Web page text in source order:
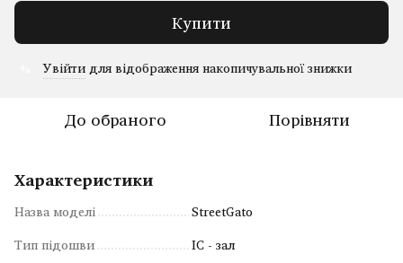
Купити
Увійтидля відображення накопичувальної знижки
До обраного Порівняти
Характеристики
Назва моделі
StreetGato
Тип підошви
IC - зал